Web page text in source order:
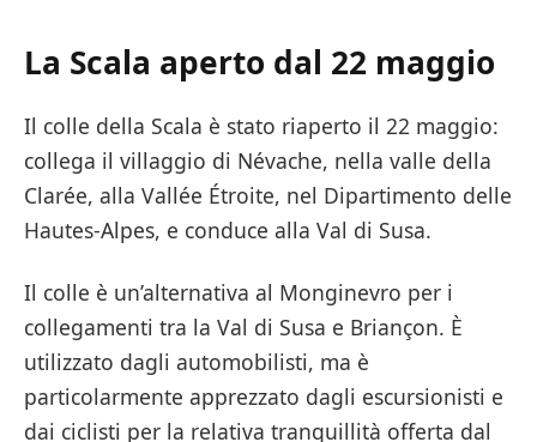
La Scala aperto dal 22 maggio
Il colle della Scala è stato riaperto il 22 maggio:
collega il villaggio di Névache, nella valle della
Clarée, alla Vallée Étroite, nel Dipartimento delle
Hautes-Alpes, e conduce alla Val di Susa.
Il colle è un’alternativa al Monginevro per i
collegamenti tra la Val di Susa e Briançon. È
utilizzato dagli automobilisti, ma è
particolarmente apprezzato dagli escursionisti e
dai ciclisti per la relativa tranquillità offerta dal